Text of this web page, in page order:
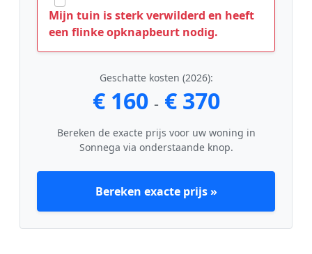
Mijn tuin is sterk verwilderd en heeft
een flinke opknapbeurt nodig.
Geschatte kosten (2026):
€ 160 - € 370
Bereken de exacte prijs voor uw woning in
Sonnega via onderstaande knop.
Bereken exacte prijs »